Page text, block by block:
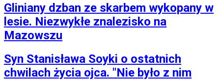
Gliniany dzban ze skarbem wykopany w
lesie. Niezwykłe znalezisko na
Mazowszu
Syn Stanisława Soyki o ostatnich
chwilach życia ojca. "Nie było z nim